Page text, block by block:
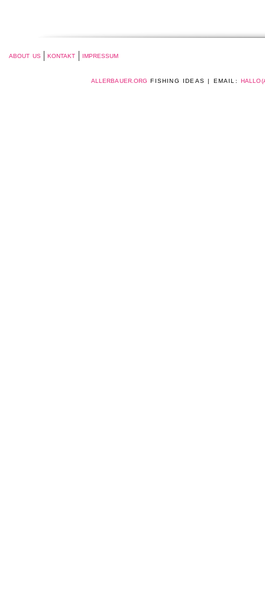
ABOUT US KONTAKT IMPRESSUM
ALLERBAUER.ORG FISHING IDEAS | EMAIL: